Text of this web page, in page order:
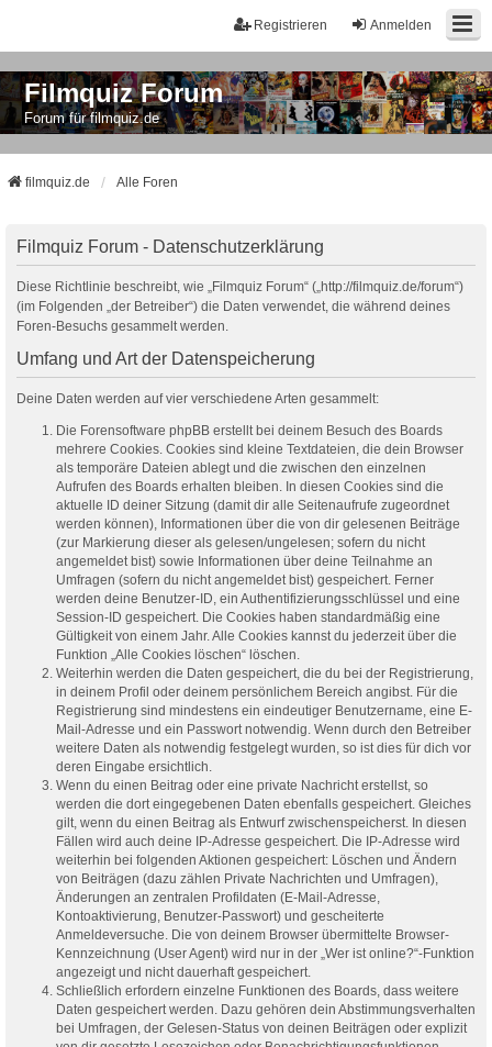
Anmelden
Registrieren
Filmquiz Forum
Forum für filmquiz.de
filmquiz.de Alle Foren
Filmquiz Forum - Datenschutzerklärung
Diese Richtlinie beschreibt, wie „Filmquiz Forum“ („http://filmquiz.de/forum“)
(im Folgenden „der Betreiber“) die Daten verwendet, die während deines
Foren-Besuchs gesammelt werden.
Umfang und Art der Datenspeicherung
Deine Daten werden auf vier verschiedene Arten gesammelt:
Die Forensoftware phpBB erstellt bei deinem Besuch des Boards
mehrere Cookies. Cookies sind kleine Textdateien, die dein Browser
als temporäre Dateien ablegt und die zwischen den einzelnen
Aufrufen des Boards erhalten bleiben. In diesen Cookies sind die
aktuelle ID deiner Sitzung (damit dir alle Seitenaufrufe zugeordnet
werden können), Informationen über die von dir gelesenen Beiträge
(zur Markierung dieser als gelesen/ungelesen; sofern du nicht
angemeldet bist) sowie Informationen über deine Teilnahme an
Umfragen (sofern du nicht angemeldet bist) gespeichert. Ferner
werden deine Benutzer-ID, ein Authentifizierungsschlüssel und eine
Session-ID gespeichert. Die Cookies haben standardmäßig eine
Gültigkeit von einem Jahr. Alle Cookies kannst du jederzeit über die
Funktion „Alle Cookies löschen“ löschen.
Weiterhin werden die Daten gespeichert, die du bei der Registrierung,
in deinem Profil oder deinem persönlichem Bereich angibst. Für die
Registrierung sind mindestens ein eindeutiger Benutzername, eine E-
Mail-Adresse und ein Passwort notwendig. Wenn durch den Betreiber
weitere Daten als notwendig festgelegt wurden, so ist dies für dich vor
deren Eingabe ersichtlich.
Wenn du einen Beitrag oder eine private Nachricht erstellst, so
werden die dort eingegebenen Daten ebenfalls gespeichert. Gleiches
gilt, wenn du einen Beitrag als Entwurf zwischenspeicherst. In diesen
Fällen wird auch deine IP-Adresse gespeichert. Die IP-Adresse wird
weiterhin bei folgenden Aktionen gespeichert: Löschen und Ändern
von Beiträgen (dazu zählen Private Nachrichten und Umfragen),
Änderungen an zentralen Profildaten (E-Mail-Adresse,
Kontoaktivierung, Benutzer-Passwort) und gescheiterte
Anmeldeversuche. Die von deinem Browser übermittelte Browser-
Kennzeichnung (User Agent) wird nur in der „Wer ist online?“-Funktion
angezeigt und nicht dauerhaft gespeichert.
Schließlich erfordern einzelne Funktionen des Boards, dass weitere
Daten gespeichert werden. Dazu gehören dein Abstimmungsverhalten
bei Umfragen, der Gelesen-Status von deinen Beiträgen oder explizit